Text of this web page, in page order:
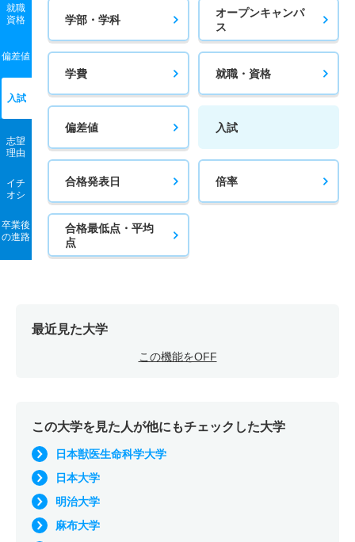
就職
資格
偏差値
入試
志望
理由
イチ
オシ
卒業後
の進路
学部・学科
オープンキャンパ
ス
学費 就職・資格
偏差値 入試
合格発表日 倍率
合格最低点・平均
点
最近見た大学
この機能をOFF
この大学を見た人が他にもチェックした大学
日本獣医生命科学大学
日本大学
明治大学
麻布大学